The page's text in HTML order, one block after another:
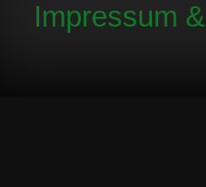
Impressum